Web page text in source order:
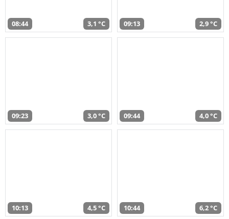
08:44 3,1 °C 09:13 2,9 °C
09:23 3,0 °C 09:44 4,0 °C
10:13 4,5 °C 10:44 6,2 °C